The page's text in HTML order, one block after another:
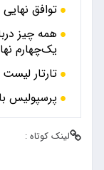
توافق
همه چیز
یک‌چهارم
تارتار
پرسپولیس
لینک کوتاه :